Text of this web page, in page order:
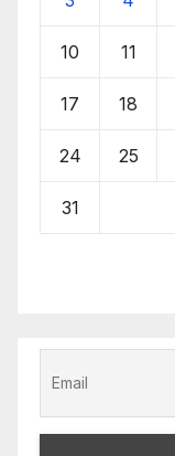
10 11
17 18
24 25
31